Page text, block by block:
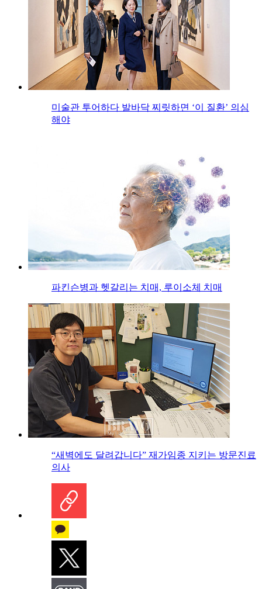
미술관 투어하다 발바닥 찌릿하면 ‘이 질환’ 의심
해야
파킨슨병과 헷갈리는 치매, 루이소체 치매
“새벽에도 달려갑니다” 재가임종 지키는 방문진료
의사